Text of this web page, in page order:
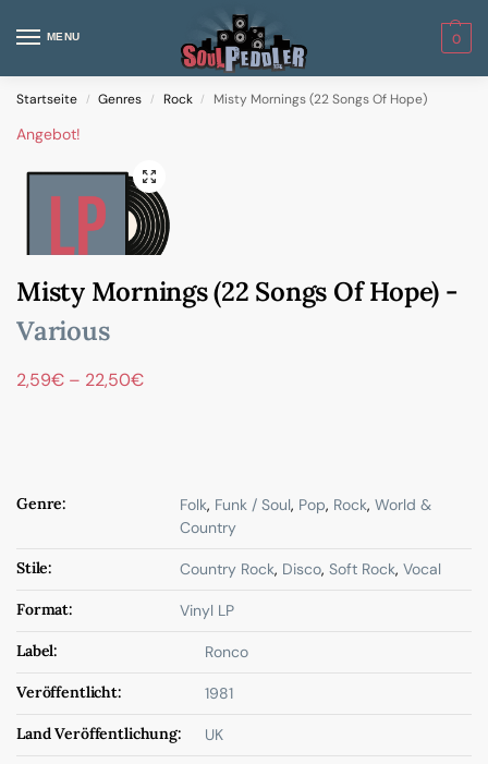
MENU 0
Startseite / Genres / Rock / Misty Mornings (22 Songs Of Hope)
Angebot!
Misty Mornings (22 Songs Of Hope) -
Various
2,59€ – 22,50€
Genre: Folk, Funk / Soul, Pop, Rock, World &
Country
Stile: Country Rock, Disco, Soft Rock, Vocal
Format: Vinyl LP
Label: Ronco
Veröffentlicht: 1981
Land Veröffentlichung: UK